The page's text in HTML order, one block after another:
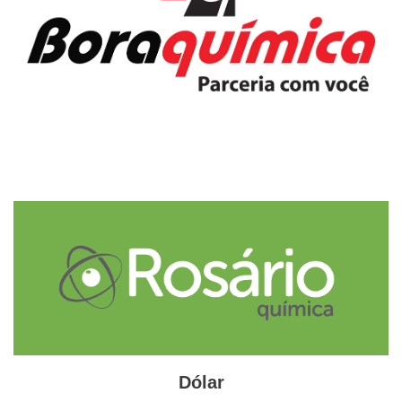
Saudita sob a liderança do príncipe herdeiro Mohammed
bin Salman.
Grimstone disse não esperar um acordo semelhante com a
acrescentou: “Espero fluxos de investimento muito
No mês passado, a Premier League do futebol inglês
aprovou a aquisição do Newcastle United por um
negócio de £ 305 milhões. O Fundo de Investimento
Público é presidido pelo Príncipe Mohammed, o líder